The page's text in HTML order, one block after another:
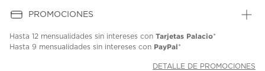
PROMOCIONES
Hasta 12 mensualidades sin intereses con Tarjetas Palacio*
Hasta 9 mensualidades sin intereses con PayPal*
DETALLE DE PROMOCIONES